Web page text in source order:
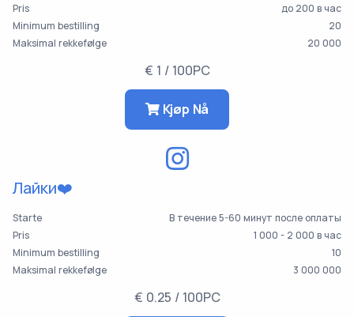
Pris
до 200 в час
Minimum bestilling
20
Maksimal rekkefølge
20 000
€ 1 / 100PC
Kjøp Nå
Лайки❤️
Starte
В течение 5-60 минут после оплаты
Pris
1 000 - 2 000 в час
Minimum bestilling
10
Maksimal rekkefølge
3 000 000
€ 0.25 / 100PC